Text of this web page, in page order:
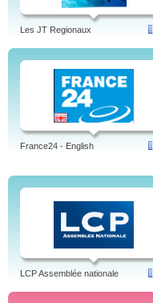
Les JT Regionaux
France24 - English
LCP Assemblée nationale